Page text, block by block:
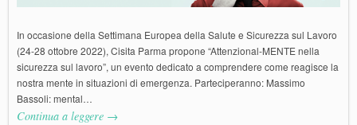
In occasione della Settimana Europea della Salute e Sicurezza sul Lavoro
(24-28 ottobre 2022), Cisita Parma propone “Attenzional-MENTE nella
sicurezza sul lavoro”, un evento dedicato a comprendere come reagisce la
nostra mente in situazioni di emergenza. Parteciperanno: Massimo
Bassoli: mental…
Continua a leggere →